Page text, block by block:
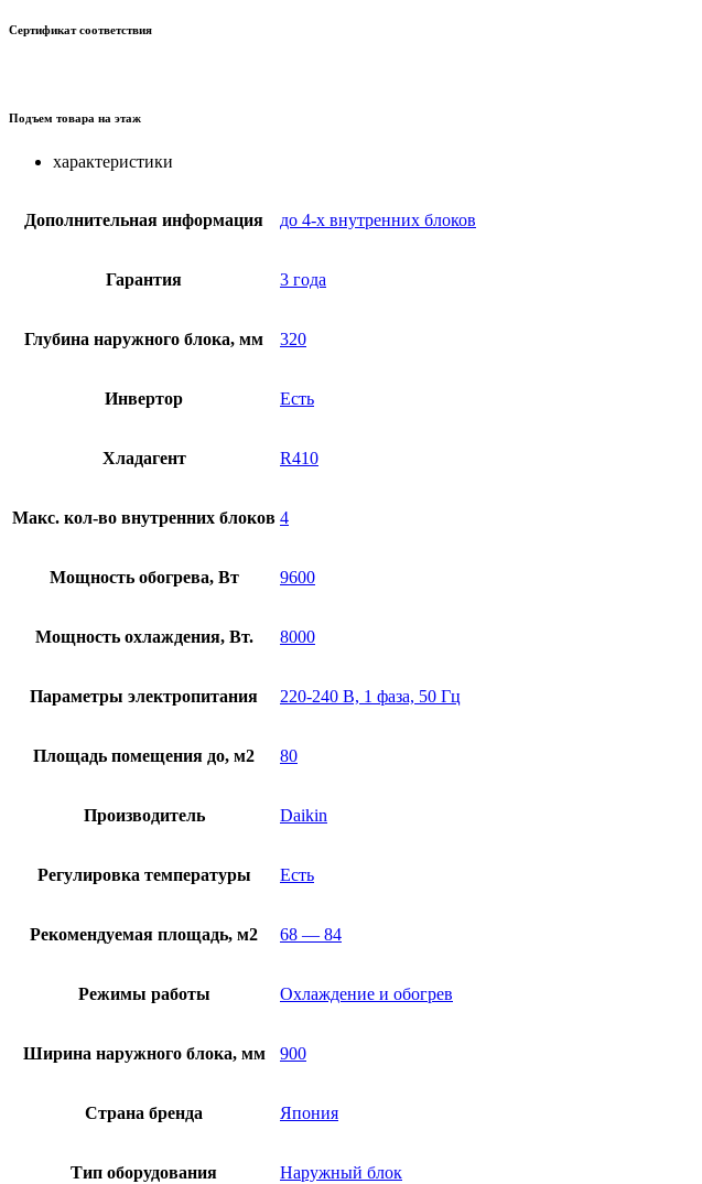
Сертификат соответствия
Подъем товара на этаж
характеристики
Дополнительная информация до 4-х внутренних блоков
Гарантия 3 года
Глубина наружного блока, мм 320
Инвертор Есть
Хладагент R410
Макс. кол-во внутренних блоков 4
Мощность обогрева, Вт 9600
Мощность охлаждения, Вт. 8000
Параметры электропитания 220-240 В, 1 фаза, 50 Гц
Площадь помещения до, м2 80
Производитель Daikin
Регулировка температуры Есть
Рекомендуемая площадь, м2 68 — 84
Режимы работы Охлаждение и обогрев
Ширина наружного блока, мм 900
Страна бренда Япония
Тип оборудования Наружный блок